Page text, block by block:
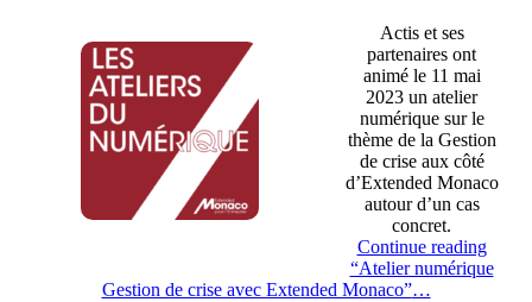
Actis et ses
partenaires ont
animé le 11 mai
2023 un atelier
numérique sur le
thème de la Gestion
de crise aux côté
d’Extended Monaco
autour d’un cas
concret.
Continue reading
“Atelier numérique
Gestion de crise avec Extended Monaco”…